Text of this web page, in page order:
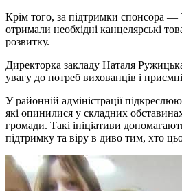
Крім того, за підтримки спонсора
отримали необхідні канцелярські
розвитку.
Директорка закладу Наталя
увагу до потреб вихованців і
У районній адміністрації
які опинилися у складних
громади. Такі ініціативи
підтримку та віру в диво тим, хто